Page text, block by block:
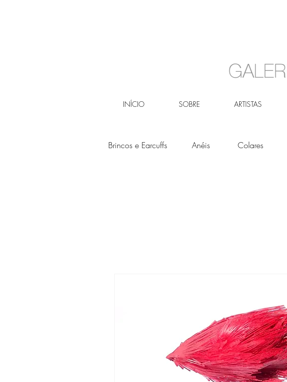
INÍCIO SOBRE ARTISTAS
Brincos e Earcuffs Anéis Colares